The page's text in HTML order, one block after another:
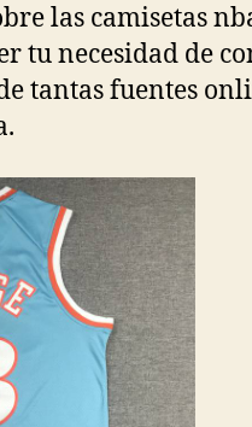
las camisetas
tu necesidad de
tantas fuentes